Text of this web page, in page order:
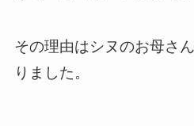
その理由はシヌのお母さ
りました。